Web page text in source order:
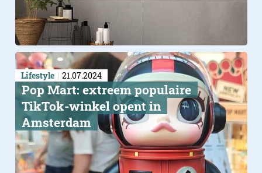
Lifestyle 21.07.2024
Pop Mart: extreem populaire
TikTok-winkel opent in
Amsterdam